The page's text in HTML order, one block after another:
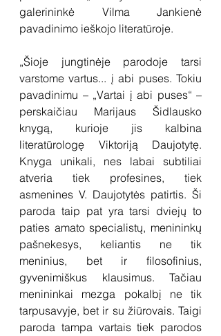
galerininkė Vilma Jankienė
pavadinimo ieškojo literatūroje.
„Šioje jungtinėje parodoje tarsi
varstome vartus... į abi puses. Tokiu
pavadinimu – „Vartai į abi puses“ –
perskaičiau Marijaus Šidlausko
knygą, kurioje jis kalbina
literatūrologę Viktoriją Daujotytę.
Knyga unikali, nes labai subtiliai
atveria tiek profesines, tiek
asmenines V. Daujotytės patirtis. Ši
paroda taip pat yra tarsi dviejų to
paties amato specialistų, menininkų
pašnekesys, keliantis ne tik
meninius, bet ir filosofinius,
gyvenimiškus klausimus. Tačiau
menininkai mezga pokalbį ne tik
tarpusavyje, bet ir su žiūrovais. Taigi
paroda tampa vartais tiek parodos